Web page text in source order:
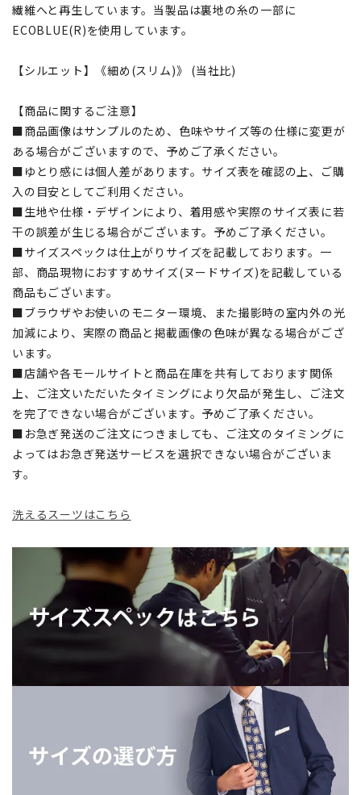
繊維へと再生しています。当製品は裏地の糸の一部に
ECOBLUE(R)を使用しています。
【シルエット】《細め(スリム)》 (当社比)
【商品に関するご注意】
■商品画像はサンプルのため、色味やサイズ等の仕様に変更が
ある場合がございますので、予めご了承ください。
■ゆとり感には個人差があります。サイズ表を確認の上、ご購
入の目安としてご利用ください。
■生地や仕様・デザインにより、着用感や実際のサイズ表に若
干の誤差が生じる場合がございます。予めご了承ください。
■サイズスペックは仕上がりサイズを記載しております。一
部、商品現物におすすめサイズ(ヌードサイズ)を記載している
商品もございます。
■ブラウザやお使いのモニター環境、また撮影時の室内外の光
加減により、実際の商品と掲載画像の色味が異なる場合がござ
います。
■店舗や各モールサイトと商品在庫を共有しております関係
上、ご注文いただいたタイミングにより欠品が発生し、ご注文
を完了できない場合がございます。予めご了承ください。
■お急ぎ発送のご注文につきましても、ご注文のタイミングに
よってはお急ぎ発送サービスを選択できない場合がございま
す。
洗えるスーツはこちら